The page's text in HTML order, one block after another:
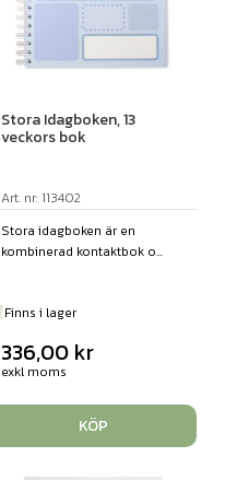
Stora Idagboken, 13
veckors bok
Art. nr: 113402
Stora idagboken är en
kombinerad kontaktbok o...
Finns i lager
336,00 kr
exkl moms
KÖP